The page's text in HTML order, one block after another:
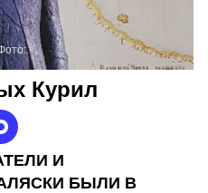
Курил
И
БЫЛИ В